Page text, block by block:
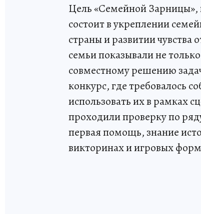
Цель «Семейной
состоит в укреплении
страны и развитии чувства
семьи показывали не
совместному решению
конкурс, где требовалось
использовать их в рамках
проходили проверку по
первая помощь, знание
викторинах и игровых